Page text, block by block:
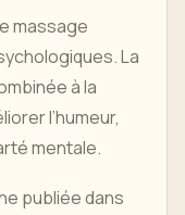
massage
La
à la
l’humeur,
mentale.
publiée dans